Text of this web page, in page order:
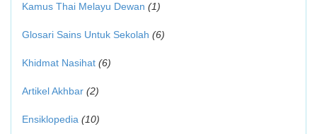
Kamus Thai Melayu Dewan (1)
Glosari Sains Untuk Sekolah (6)
Khidmat Nasihat (6)
Artikel Akhbar (2)
Ensiklopedia (10)